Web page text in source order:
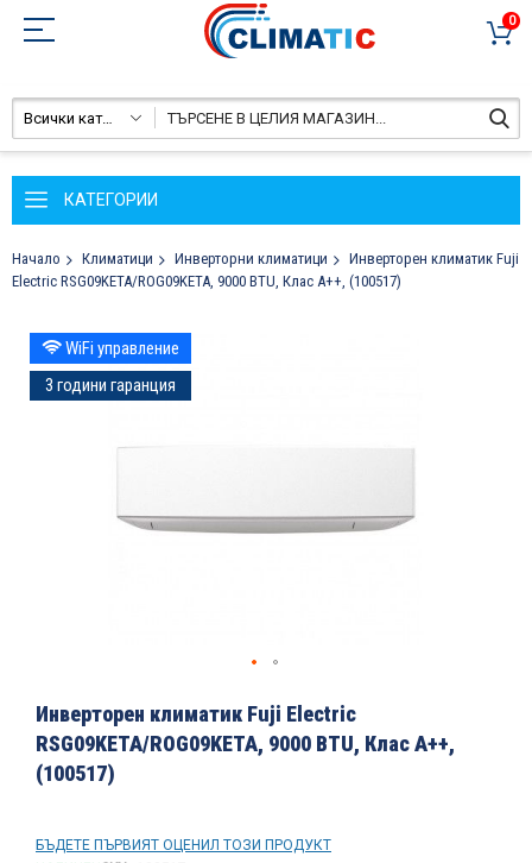
0
Всички категории
КАТЕГОРИИ
Начало Климатици Инверторни климатици
Инверторен климатик Fuji
Electric RSG09KETA/ROG09KETA, 9000 BTU, Клас A++, (100517)
Преминете
към
края
на
WiFi управление
3 години гаранция
към
началото
на
галерия
със
Инверторен климатик Fuji Electric
RSG09KETA/ROG09KETA, 9000 BTU, Клас A++,
(100517)
БЪДЕТЕ ПЪРВИЯТ ОЦЕНИЛ ТОЗИ ПРОДУКТ